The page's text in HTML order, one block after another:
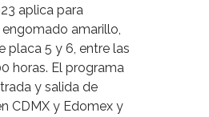
aplica para
amarillo,
placa 5 y 6, entre las
horas. El programa
y salida de
CDMX y Edomex y